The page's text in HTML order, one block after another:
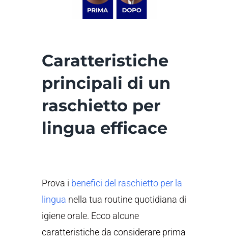
Caratteristiche
principali di un
raschietto per
lingua efficace
Prova i benefici del raschietto per la
lingua nella tua routine quotidiana di
igiene orale. Ecco alcune
caratteristiche da considerare prima